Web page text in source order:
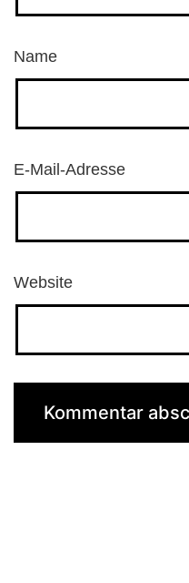
Name
E-Mail-Adresse
Website